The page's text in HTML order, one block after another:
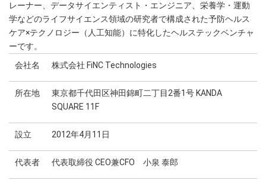
レーナー、データサイエンティスト・エンジニア、栄養学・運動
学などのライフサイエンス領域の研究者で構成された予防ヘルス
ケア×テクノロジー（⼈⼯知能）に特化したヘルステックベンチャ
ーです。
会社名
株式会社 FiNC Technologies
所在地
東京都千代田区神田錦町二丁目2番1号 KANDA
SQUARE 11F
設立 2012年4月11日
代表者 代表取締役 CEO兼CFO 小泉 泰郎